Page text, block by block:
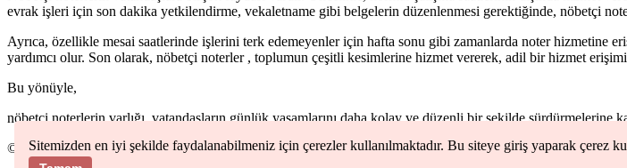
Sitemizden en iyi şekilde faydalanabilmeniz için çerezler kullanılmaktadır. Bu siteye giriş yaparak çerez
evrak işleri için son dakika yetkilendirme, vekaletname gibi belgelerin düzenlenmesi gerektiğinde, nöbetçi
Ayrıca, özellikle mesai saatlerinde işlerini terk edemeyenler için hafta sonu gibi zamanlarda noter hizmetine
yardımcı olur. Son olarak, nöbetçi noterler , toplumun çeşitli kesimlerine hizmet vererek, adil bir hizmet
Bu yönüyle,
nöbetçi noterlerin varlığı, vatandaşların günlük yaşamlarını daha kolay ve düzenli bir şekilde sürdürmelerine
©
2026Nöbetçi Noter